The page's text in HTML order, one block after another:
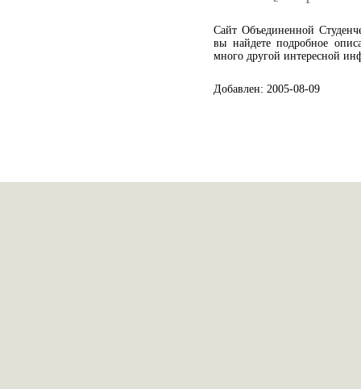
Сайт Объединенной
вы найдете подробное
много другой интересной
Добавлен: 2005-08-09